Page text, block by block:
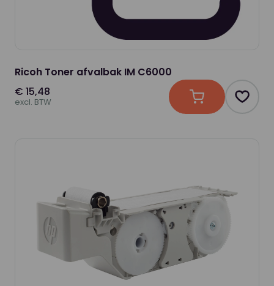
Ricoh Toner afvalbak IM C6000
€ 15,48
excl. BTW In winkelwagen